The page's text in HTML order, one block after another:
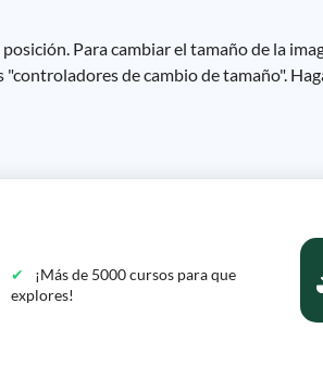
Para cambiar el tamaño de la
de cambio de tamaño".
¡Más de 5000 cursos para que
explores!